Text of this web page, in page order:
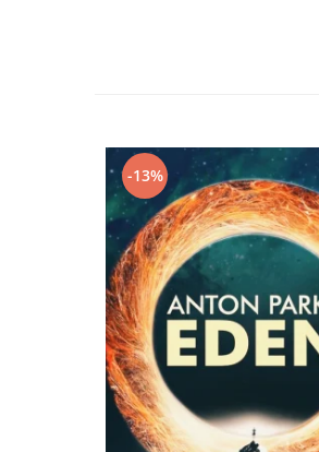
Viaţa de după moarte
Supă de pui pentru suflet
Spiritualitate şi ştiinţă
Fără categorie
-13%